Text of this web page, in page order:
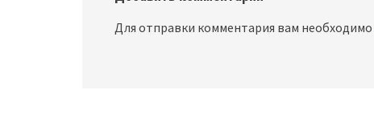
Для отправки комментария вам необходимо